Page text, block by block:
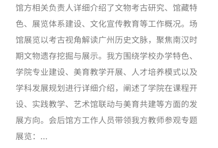
馆方相关负责人详细介绍了文物考古研究、馆藏特
色、展览体系建设、文化宣传教育等工作概况。场
馆展览以考古视角解读广州历史文脉，聚焦南汉时
期文物遗存挖掘与展示。我方围绕学校办学特色、
学院专业建设、美育教学开展、人才培养模式以及
学科发展规划进行详细介绍，阐述了学院在课程开
设、实践教学、艺术馆联动与美育共建等方面的发
展方向。会后馆方工作人员带领我方教师参观专题
展览：...